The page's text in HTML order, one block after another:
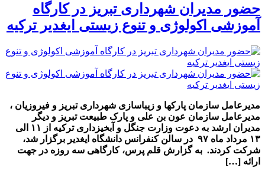
حضور مدیران شهرداری تبریز در کارگاه
آموزشی اکولوژی و تنوع زیستی ایغدیر ترکیه
مدیرعامل سازمان پارکها و زیباسازی شهرداری تبریز و فیروزیان ،
مدیرعامل سازمان عون بن علی و پارک طبیعت تبریز و دیگر
مدیران ارشد به دعوت وزارت جنگل و آبخیزداری ترکیه از ۱۱ الی
۱۳ مرداد ماه ۹۷ در سالن کنفرانس دانشگاه ایغدیر برگزار شد،
شرکت کردند. به گزارش قلم پرس، کارگاهی سه روزه در جهت
ارائه […]